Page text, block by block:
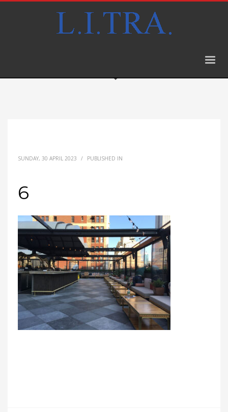
SUNDAY, 30 APRIL 2023 / PUBLISHED IN
6